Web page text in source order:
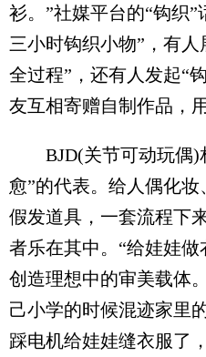
衫。”社媒平台的“钩织
三小时钩织小物”，有
全过程”，还有人发起“
友互相寄赠自制作品，
BJD(关节可动玩偶)
愈”的代表。给人偶化
假发道具，一套流程下
者乐在其中。“给娃娃
创造理想中的审美载体
己小学的时候混迹家里
踩电机给娃娃缝衣服了